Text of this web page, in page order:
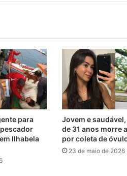
para
pescador
Ilhabela
Jovem e
de 31 anos morre
por coleta de
23 de maio de 2026